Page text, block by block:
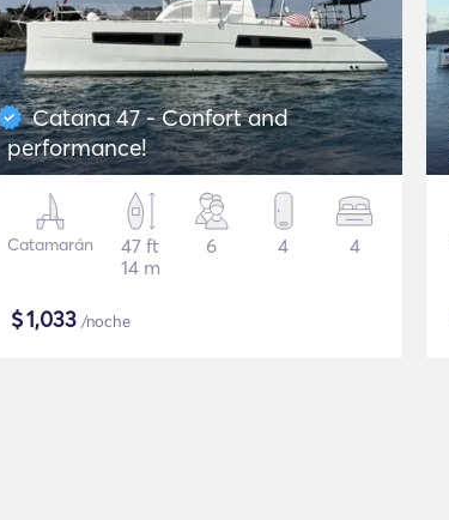
Catana 47 - Confort and
performance!
Catamarán
47 ft
14 m
6 4 4
$1,033 /noche